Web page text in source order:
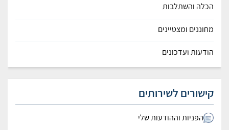
הכלה והשתלבות
מחוננים ומצטיינים
הודעות ועדכונים
קישורים לשירותים
הפניות וההודעות שלי